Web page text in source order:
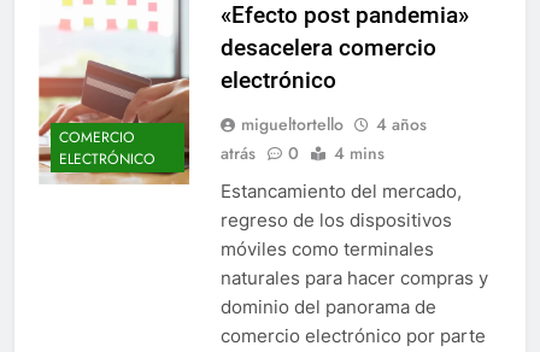
COMERCIO
ELECTRÓNICO
«Efecto post pandemia»
desacelera comercio
electrónico
migueltortello
4 años
atrás
0 4 mins
Estancamiento del mercado,
regreso de los dispositivos
móviles como terminales
naturales para hacer compras y
dominio del panorama de
comercio electrónico por parte